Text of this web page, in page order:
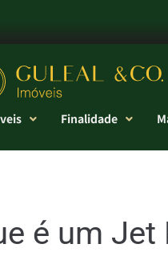
Finalidade
é um Jet